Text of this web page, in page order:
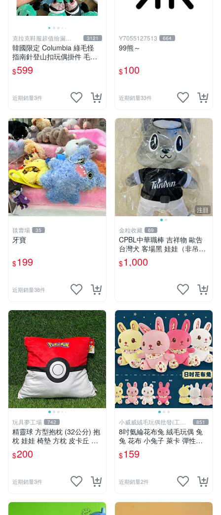
克拉克鞋服超值撿漏
KLKXF
3121
韓國限定 Columbia 綠毛怪
指南針登山扣玩偶掛件 毛絨
玩具
$599
近期銷量3件
Y7055127513 664
99熊～
$100
近期銷量33件
毯賣場 35
牙寶
$199
近期銷量38件
注目
金粒收藏 69
CPBL中華職棒 吉祥物 歐告
台灣犬 客場黑 娃娃（非吊
飾）
$1,000
玩具夢工場 742
精靈球 方型抱枕 (32公分) 抱
枕 娃娃 椅墊 方枕 皮卡丘 神
奇寶貝 寶可夢
$200
近期銷量3件
小威威絨毛玩偶批發(工廠
直營)
851
8吋氨綸花布兔 絨毛玩偶 兔
兔 花布 小兔子 萊卡 彈性布
料 娃娃 公仔 交換禮物 安撫
玩偶 超柔軟兔兔玩偶 陪伴玩
$159
近期銷量2件